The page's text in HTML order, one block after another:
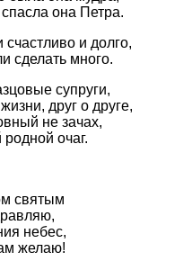
она Петра.
и долго,
сделать много.
супруги,
друг о друге,
не зачах,
очаг.
святым
небес,
желаю!